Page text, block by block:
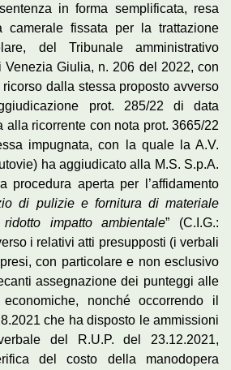
in forma semplificata, resa
camerale fissata per la trattazione
del Tribunale amministrativo
Giulia, n. 206 del 2022, con
dalla stessa proposto avverso
prot. 285/22 di data
alla ricorrente con nota prot. 3665/22
impugnata, con la quale la A.V.
ha aggiudicato alla M.S. S.p.A.
procedura aperta per l’affidamento
di pulizie e fornitura di materiale
impatto ambientale” (C.I.G.:
i relativi atti presupposti (i verbali
con particolare e non esclusivo
assegnazione dei punteggi alle
nonché occorrendo il
che ha disposto le ammissioni
del R.U.P. del 23.12.2021,
del costo della manodopera